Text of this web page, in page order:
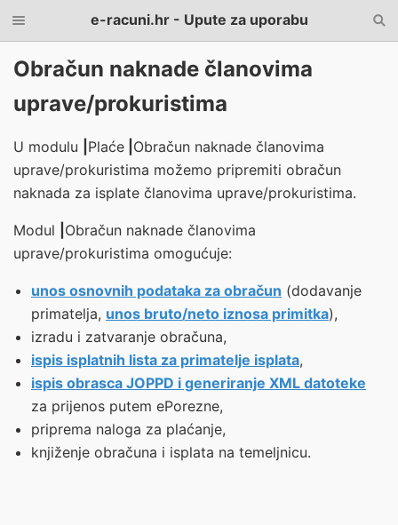
e-racuni.hr - Upute za uporabu
Obračun naknade članovima
uprave/prokuristima
U modulu Plaće Obračun naknade članovima
uprave/prokuristima možemo pripremiti obračun
naknada za isplate članovima uprave/prokuristima.
Modul
Obračun naknade članovima
uprave/prokuristima omogućuje:
unos osnovnih podataka za obračun (dodavanje
primatelja, unos bruto/neto iznosa primitka),
izradu i zatvaranje obračuna,
ispis isplatnih lista za primatelje isplata,
ispis obrasca JOPPD i generiranje XML datoteke
za prijenos putem ePorezne,
priprema naloga za plaćanje,
knjiženje obračuna i isplata na temeljnicu.